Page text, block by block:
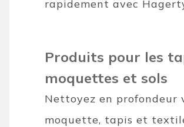
rapidement avec
Produits pour les
moquettes et sols
Nettoyez en profondeur
moquette, tapis et